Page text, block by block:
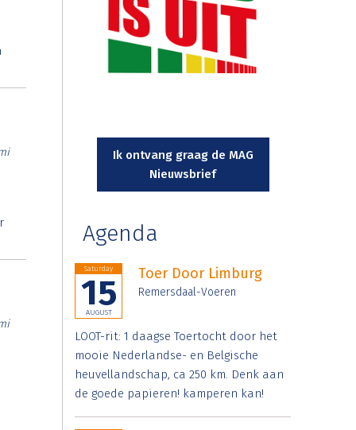
Ik ontvang graag de MAG
Nieuwsbrief
Agenda
Saturday
15
AUGUST
Toer Door Limburg
Remersdaal-Voeren
LOOT-rit: 1 daagse Toertocht door het
mooie Nederlandse- en Belgische
heuvellandschap, ca 250 km. Denk aan
de goede papieren! kamperen kan!